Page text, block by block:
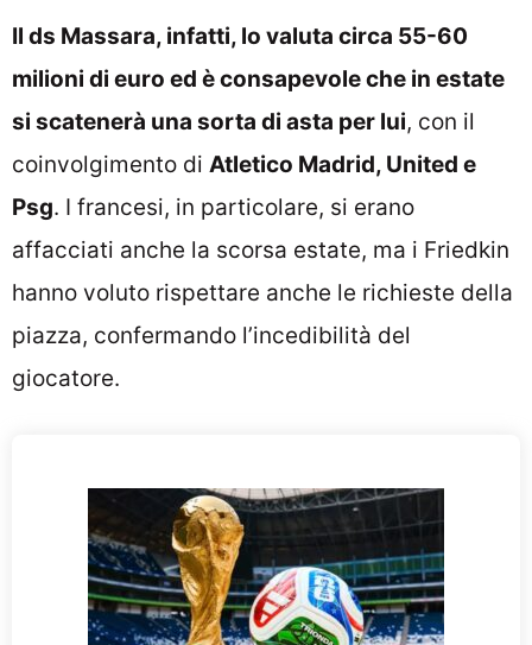
Il ds Massara, infatti, lo valuta circa 55-60
milioni di euro ed è consapevole che in estate
si scatenerà una sorta di asta per lui, con il
coinvolgimento di Atletico Madrid, United e
Psg. I francesi, in particolare, si erano
affacciati anche la scorsa estate, ma i Friedkin
hanno voluto rispettare anche le richieste della
piazza, confermando l’incedibilità del
giocatore.